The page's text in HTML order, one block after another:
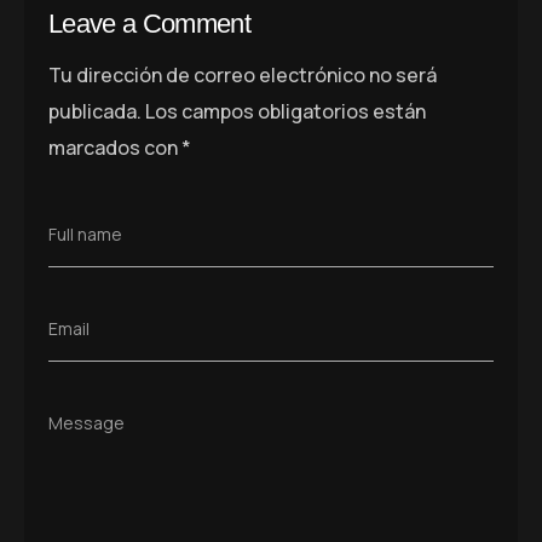
Leave a Comment
Tu dirección de correo electrónico no será
publicada. Los campos obligatorios están
marcados con*
Full name
Email
Message